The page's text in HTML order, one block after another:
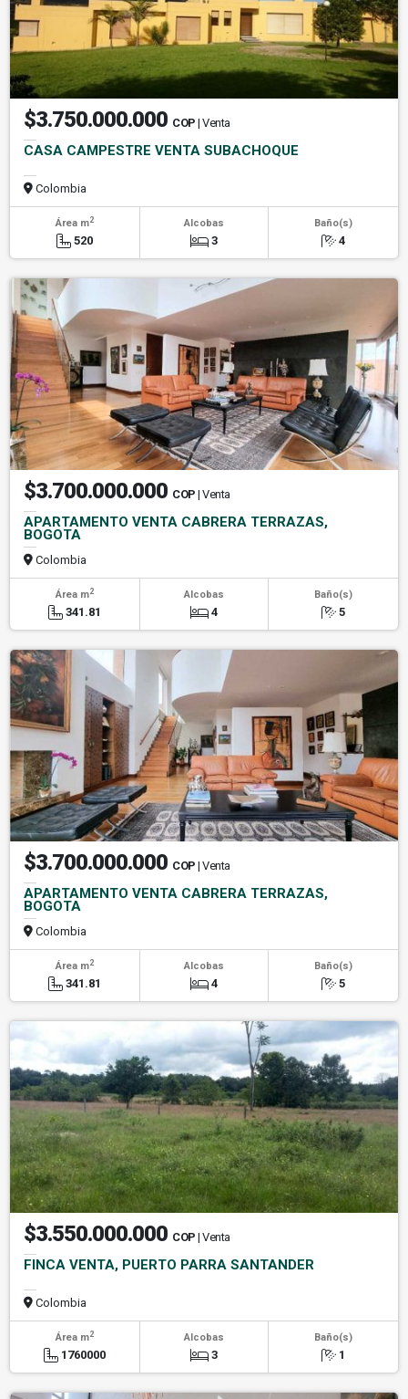
$3.750.000.000 COP | Venta
CASA CAMPESTRE VENTA SUBACHOQUE
Colombia
Área m2
520
Alcobas
3
Baño(s)
4
$3.700.000.000 COP | Venta
APARTAMENTO VENTA CABRERA TERRAZAS,
BOGOTA
Colombia
Área m2
341.81
Alcobas
4
Baño(s)
5
$3.700.000.000 COP | Venta
APARTAMENTO VENTA CABRERA TERRAZAS,
BOGOTA
Colombia
Área m2
341.81
Alcobas
4
Baño(s)
5
$3.550.000.000 COP | Venta
FINCA VENTA, PUERTO PARRA SANTANDER
Colombia
Área m2
1760000
Alcobas
3
Baño(s)
1